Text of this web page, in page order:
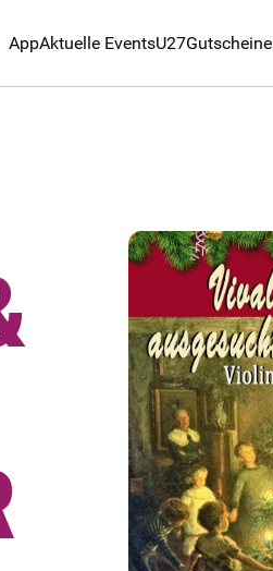
AppAktuelle EventsU27Gutscheine